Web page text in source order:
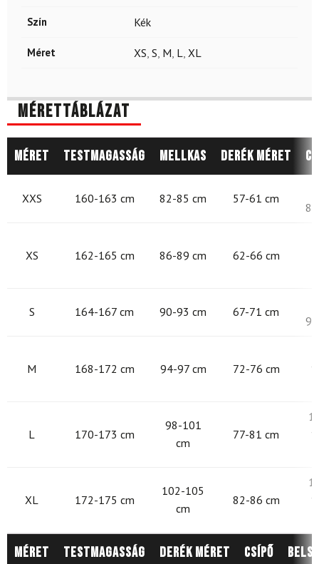
Szín Kék
Méret XS, S, M, L, XL
Mérettáblázat
Méret Testmagasság Mellkas Derék méret
XXS 160-163 cm 82-85 cm 57-61 cm
XS 162-165 cm 86-89 cm 62-66 cm
S 164-167 cm 90-93 cm 67-71 cm
M 168-172 cm 94-97 cm 72-76 cm
L 170-173 cm
98-101
cm
77-81 cm
XL 172-175 cm
102-105
cm
82-86 cm
Méret Testmagasság Derék méret Csípő